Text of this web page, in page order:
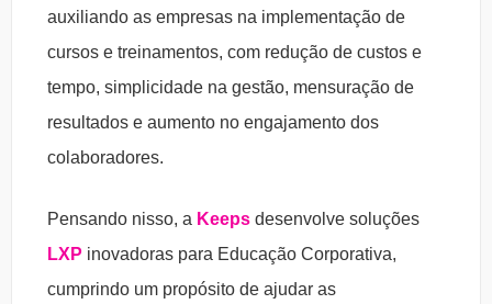
auxiliando as empresas na implementação de
cursos e treinamentos, com redução de custos e
tempo, simplicidade na gestão, mensuração de
resultados e aumento no engajamento dos
colaboradores.
Pensando nisso, a Keeps desenvolve soluções
LXP inovadoras para Educação Corporativa,
cumprindo um propósito de ajudar as